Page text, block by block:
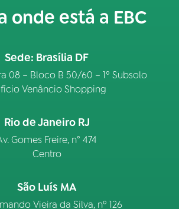
onde está a EBC
Sede: Brasília DF
08 – Bloco B 50/60 – 1º Subsolo
Venâncio Shopping
Rio de Janeiro RJ
Gomes Freire, n° 474
Centro
São Luís MA
Vieira da Silva, nº 126